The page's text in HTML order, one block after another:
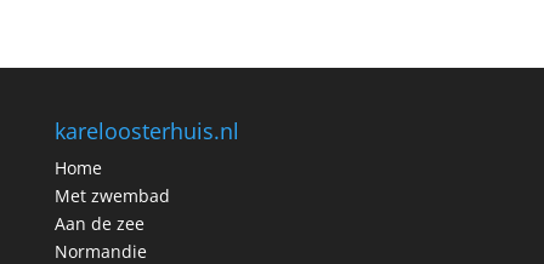
kareloosterhuis.nl
Home
Met zwembad
Aan de zee
Normandie